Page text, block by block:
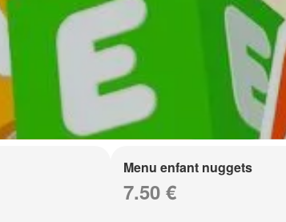
Menu enfant nuggets
7.50 €